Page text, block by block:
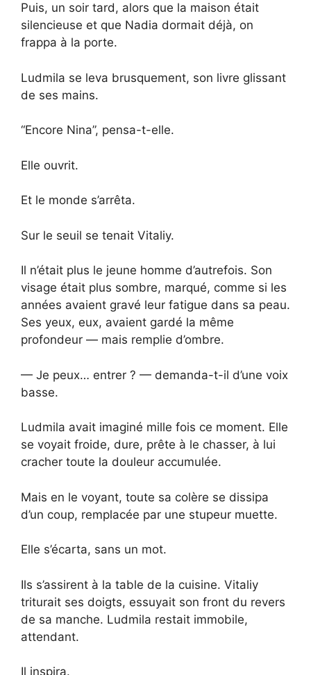
Puis, un soir tard, alors que la maison était
silencieuse et que Nadia dormait déjà, on
frappa à la porte.
Ludmila se leva brusquement, son livre glissant
de ses mains.
“Encore Nina”, pensa-t-elle.
Elle ouvrit.
Et le monde s’arrêta.
Sur le seuil se tenait Vitaliy.
Il n’était plus le jeune homme d’autrefois. Son
visage était plus sombre, marqué, comme si les
années avaient gravé leur fatigue dans sa peau.
Ses yeux, eux, avaient gardé la même
profondeur — mais remplie d’ombre.
— Je peux… entrer ? — demanda-t-il d’une voix
basse.
Ludmila avait imaginé mille fois ce moment. Elle
se voyait froide, dure, prête à le chasser, à lui
cracher toute la douleur accumulée.
Mais en le voyant, toute sa colère se dissipa
d’un coup, remplacée par une stupeur muette.
Elle s’écarta, sans un mot.
Ils s’assirent à la table de la cuisine. Vitaliy
triturait ses doigts, essuyait son front du revers
de sa manche. Ludmila restait immobile,
attendant.
Il inspira.